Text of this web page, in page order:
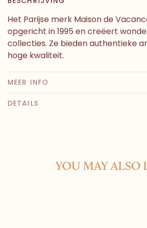
Het Parijse merk Maison de
opgericht in 1995 en creëert
collecties. Ze bieden authentieke
hoge kwaliteit.
MEER INFO
DETAILS
YOU MAY ALSO